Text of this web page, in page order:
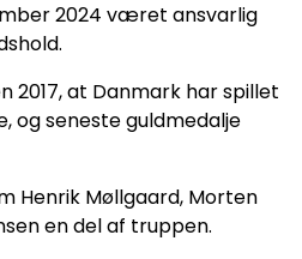
2024 været ansvarlig
2017, at Danmark har spillet
og seneste guldmedalje
Henrik Møllgaard, Morten
en del af truppen.